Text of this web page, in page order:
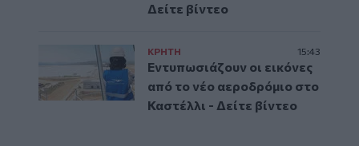
Δείτε βίντεο
ΚΡΗΤΗ 15:43
Εντυπωσιάζουν οι εικόνες
από το νέο αεροδρόμιο στο
Καστέλλι - Δείτε βίντεο